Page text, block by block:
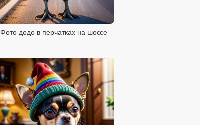
Фото додо в перчатках на шоссе